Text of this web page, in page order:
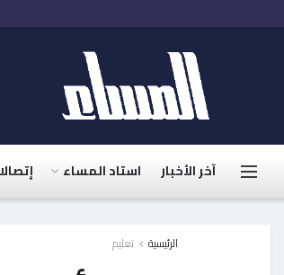
آخر الأخبار استاد المساء
الرئيسية تعليم